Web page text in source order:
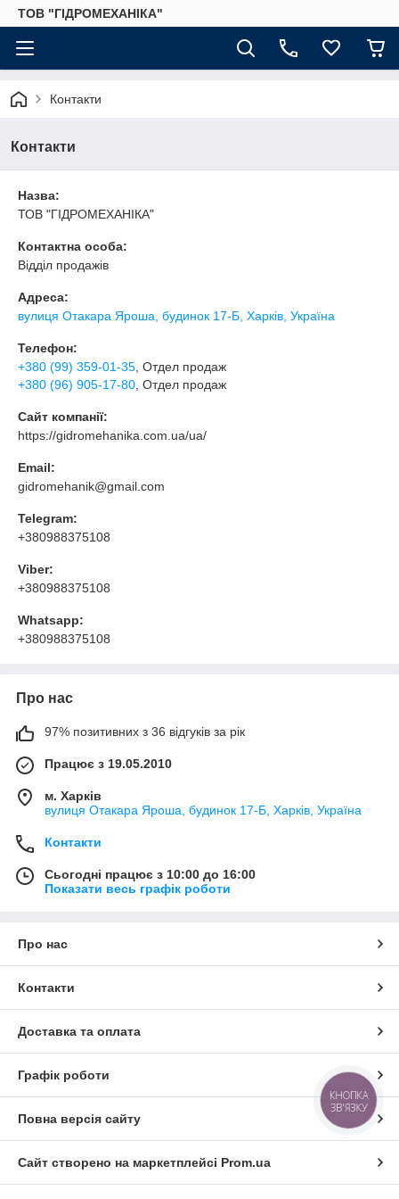
ТОВ "ГІДРОМЕХАНІКА"
Контакти
Контакти
Назва:
ТОВ "ГІДРОМЕХАНІКА"
Контактна особа:
Відділ продажів
Адреса:
вулиця Отакара Яроша, будинок 17-Б, Харків, Україна
Телефон:
+380 (99) 359-01-35 , Отдел продаж
+380 (96) 905-17-80 , Отдел продаж
Сайт компанії:
https://gidromehanika.com.ua/ua/
Email:
gidromehanik@gmail.com
Telegram:
+380988375108
Viber:
+380988375108
Whatsapp:
+380988375108
Про нас
97% позитивних з 36 відгуків за рік
Працює з 19.05.2010
м. Харків
вулиця Отакара Яроша, будинок 17-Б, Харків, Україна
Контакти
Сьогодні працює з 10:00 до 16:00
Показати весь графік роботи
Про нас
Контакти
Доставка та оплата
Графік роботи
Повна версія сайту
Сайт створено на маркетплейсі Prom.ua
КНОПКА
ЗВ'ЯЗКУ